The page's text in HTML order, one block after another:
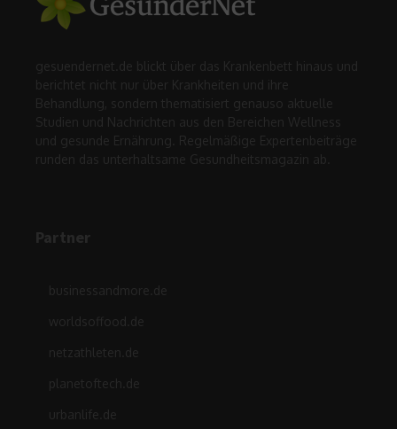
gesuendernet.de blickt über das Krankenbett hinaus und
berichtet nicht nur über Krankheiten und ihre
Behandlung, sondern thematisiert genauso aktuelle
Studien und Nachrichten aus den Bereichen Wellness
und gesunde Ernährung. Regelmäßige Expertenbeiträge
runden das unterhaltsame Gesundheitsmagazin ab.
Partner
businessandmore.de
worldsoffood.de
netzathleten.de
planetoftech.de
urbanlife.de